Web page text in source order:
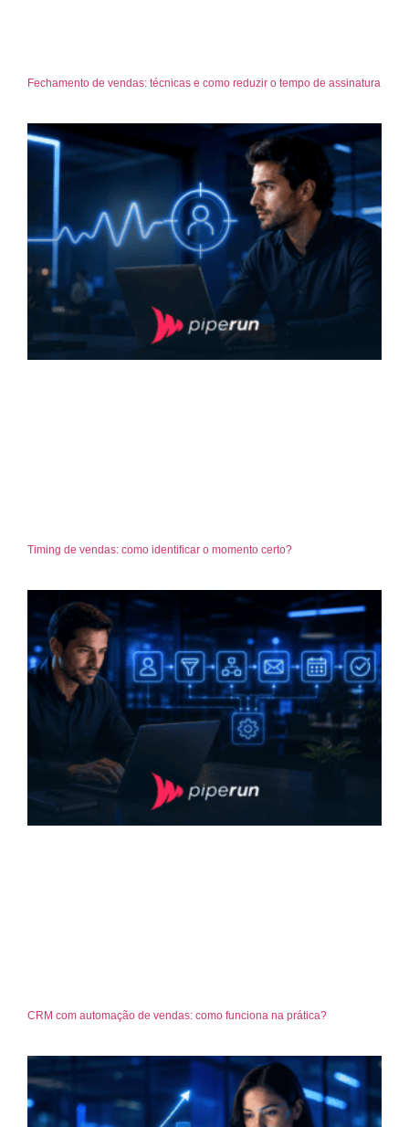
Fechamento de vendas: técnicas e como reduzir o tempo de assinatura
Timing de vendas: como identificar o momento certo?
CRM com automação de vendas: como funciona na prática?